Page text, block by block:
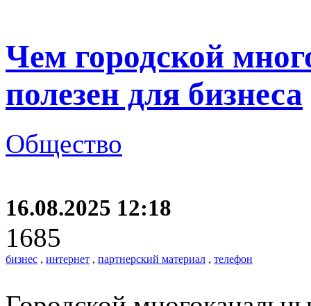
Чем городской
полезен для бизнеса
Общество
16.08.2025 12:18
1685
бизнес , интернет , партнерский материал , телефон